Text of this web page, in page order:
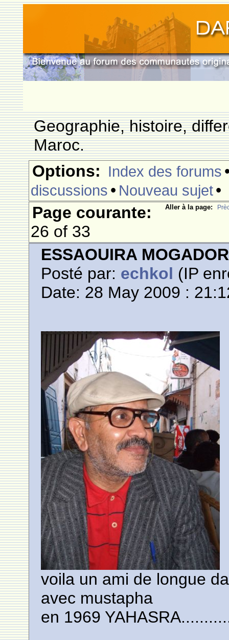
Geographie, histoire,
Maroc.
Options: Index des forums
discussions • Nouveau sujet•
Aller à la page:
Page courante:
26 of 33
ESSAOUIRA MOGADOR
Posté par: echkol (IP
Date: 28 May 2009 :
voila un ami de longue
avec mustapha
en 1969